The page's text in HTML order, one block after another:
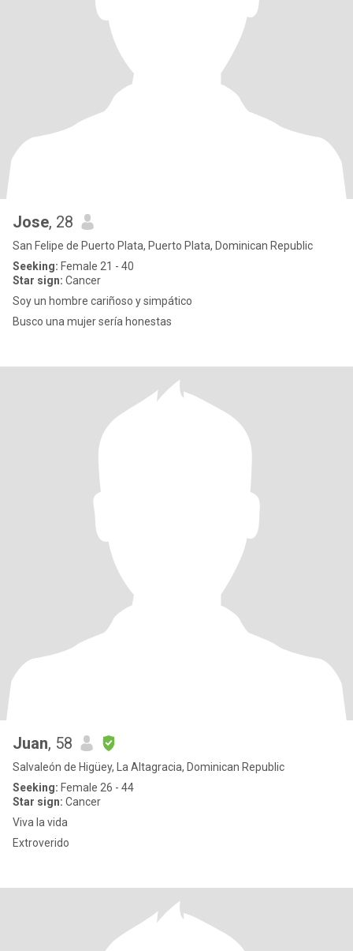
Jose, 28
San Felipe de Puerto Plata, Puerto Plata, Dominican Republic
Seeking: Female 21 - 40
Star sign: Cancer
Soy un hombre cariñoso y simpático
Busco una mujer sería honestas
Juan, 58
Salvaleón de Higüey, La Altagracia, Dominican Republic
Seeking: Female 26 - 44
Star sign: Cancer
Viva la vida
Extroverido